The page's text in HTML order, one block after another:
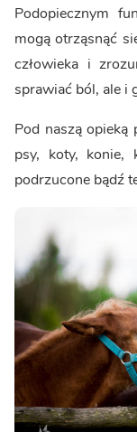
Podopiecznym
mogą otrząsnąć
człowieka i
sprawiać ból, ale i
Pod naszą
psy, koty, konie,
podrzucone bądź